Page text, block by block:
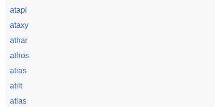
atapi
ataxy
athar
athos
atias
atilt
atlas